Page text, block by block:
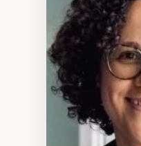
Direction
Analyse des
mentale
Développement
cliniques
Collaboration
Leadership en
Collaboration
Rédaction de
politiques
Enseignement